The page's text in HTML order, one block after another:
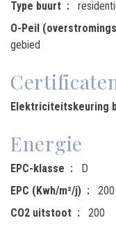
Type buurt
O-Peil
gebied
Elektriciteitskeuring
Energie
EPC-klasse
D
EPC (Kwh/m²/j)
200
CO2 uitstoot
200